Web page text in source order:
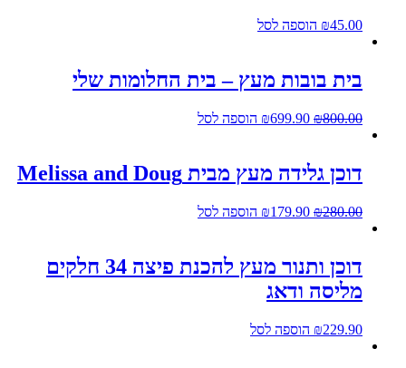
₪45.00 הוספה לסל
בית בובות מעץ – בית החלומות שלי
₪800.00
₪699.90 הוספה לסל
דוכן גלידה מעץ מבית Melissa and Doug
₪280.00
₪179.90 הוספה לסל
דוכן ותנור מעץ להכנת פיצה 34 חלקים
מליסה ודאג
₪229.90 הוספה לסל